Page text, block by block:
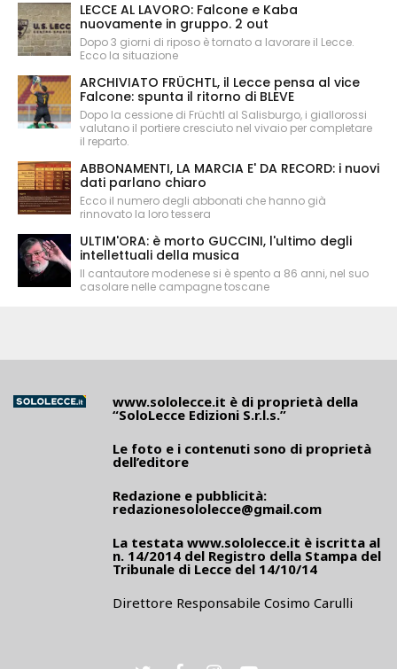
LECCE AL LAVORO: Falcone e Kaba
nuovamente in gruppo. 2 out
Dopo 3 giorni di riposo è tornato a lavorare il Lecce.
Ecco la situazione
ARCHIVIATO FRÜCHTL, il Lecce pensa al vice
Falcone: spunta il ritorno di BLEVE
Dopo la cessione di Früchtl al Salisburgo, i giallorossi
valutano il portiere cresciuto nel vivaio per completare
il reparto.
ABBONAMENTI, LA MARCIA E' DA RECORD: i nuovi
dati parlano chiaro
Ecco il numero degli abbonati che hanno già
rinnovato la loro tessera
ULTIM'ORA: è morto GUCCINI, l'ultimo degli
intellettuali della musica
Il cantautore modenese si è spento a 86 anni, nel suo
casolare nelle campagne toscane
www.sololecce.it è di proprietà della
“SoloLecce Edizioni S.r.l.s.”
Le foto e i contenuti sono di proprietà
dell’editore
Redazione e pubblicità:
redazionesololecce@gmail.com
La testata www.sololecce.it è iscritta al
n. 14/2014 del Registro della Stampa del
Tribunale di Lecce del 14/10/14
Direttore Responsabile Cosimo Carulli